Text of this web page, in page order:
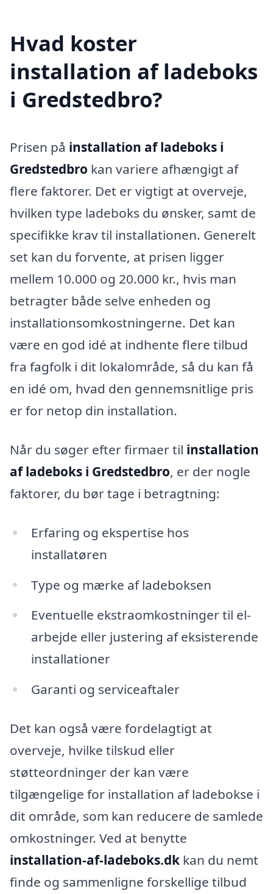
Hvad koster
installation af ladeboks
i Gredstedbro?
Prisen på installation af ladeboks i
Gredstedbro kan variere afhængigt af
flere faktorer. Det er vigtigt at overveje,
hvilken type ladeboks du ønsker, samt de
specifikke krav til installationen. Generelt
set kan du forvente, at prisen ligger
mellem 10.000 og 20.000 kr., hvis man
betragter både selve enheden og
installationsomkostningerne. Det kan
være en god idé at indhente flere tilbud
fra fagfolk i dit lokalområde, så du kan få
en idé om, hvad den gennemsnitlige pris
er for netop din installation.
Når du søger efter firmaer til installation
af ladeboks i Gredstedbro, er der nogle
faktorer, du bør tage i betragtning:
Erfaring og ekspertise hos
installatøren
Type og mærke af ladeboksen
Eventuelle ekstraomkostninger til el-
arbejde eller justering af eksisterende
installationer
Garanti og serviceaftaler
Det kan også være fordelagtigt at
overveje, hvilke tilskud eller
støtteordninger der kan være
tilgængelige for installation af ladebokse i
dit område, som kan reducere de samlede
omkostninger. Ved at benytte
installation-af-ladeboks.dk kan du nemt
finde og sammenligne forskellige tilbud